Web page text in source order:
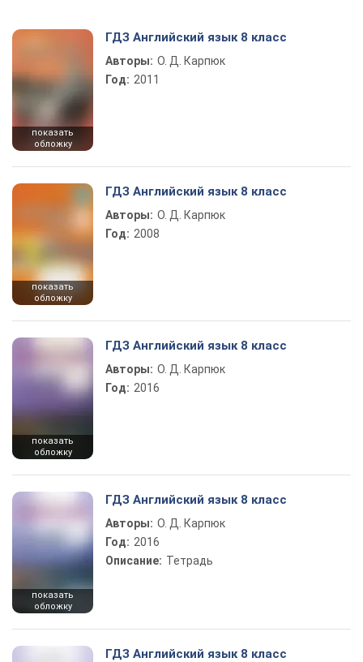
показать
обложку
ГДЗ Английский язык 8 класс
Авторы: О. Д. Карпюк
Год: 2011
показать
обложку
ГДЗ Английский язык 8 класс
Авторы: О. Д. Карпюк
Год: 2008
показать
обложку
ГДЗ Английский язык 8 класс
Авторы: О. Д. Карпюк
Год: 2016
показать
обложку
ГДЗ Английский язык 8 класс
Авторы: О. Д. Карпюк
Год: 2016
Описание: Тетрадь
ГДЗ Английский язык 8 класс